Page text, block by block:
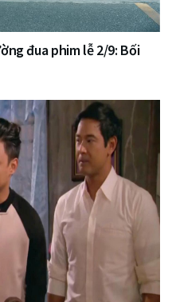
đua phim lễ 2/9: Bối